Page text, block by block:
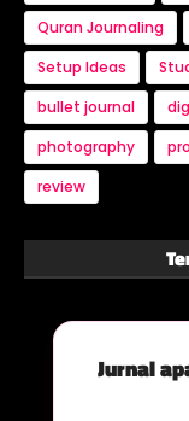
Quran Journaling
Setup Ideas
bullet journal
photography
review
Jurnal